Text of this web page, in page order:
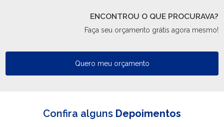
ENCONTROU O QUE PROCURAVA?
Faça seu orçamento grátis agora mesmo!
Quero meu orçamento
Confira alguns Depoimentos